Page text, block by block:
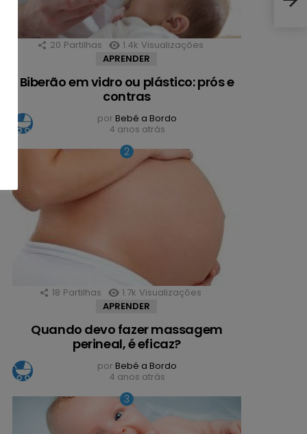
20 Partilhas 1.4k Visualizações
APRENDER
Biberão em vidro ou plástico: prós e
contras
por Bebé a Bordo
4 anos atrás
18 Partilhas 1.7k Visualizações
APRENDER
Quando devo fazer massagem
perineal, é eficaz?
por Bebé a Bordo
4 anos atrás